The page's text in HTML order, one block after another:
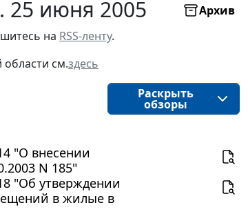
25 июня 2005
Архив
на RSS-ленту.
области см.здесь
Раскрыть
обзоры
"О внесении
N 185"
"Об утверждении
в жилые в